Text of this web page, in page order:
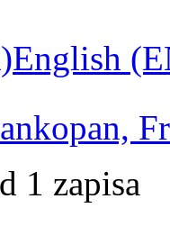
English
1 zapisa